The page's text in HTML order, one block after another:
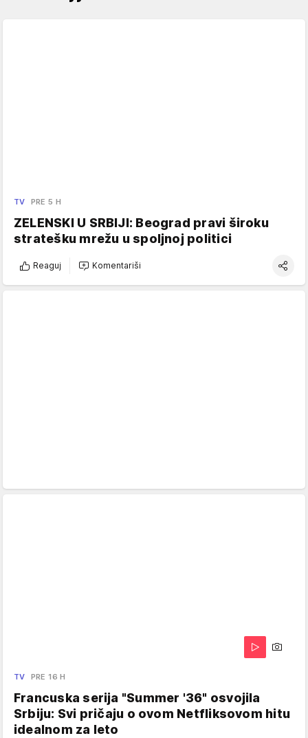
TV PRE 5 H
ZELENSKI U SRBIJI: Beograd pravi široku
stratešku mrežu u spoljnoj politici
Reaguj Komentariši
TV PRE 16 H
Francuska serija "Summer '36" osvojila
Srbiju: Svi pričaju o ovom Netfliksovom hitu
idealnom za leto